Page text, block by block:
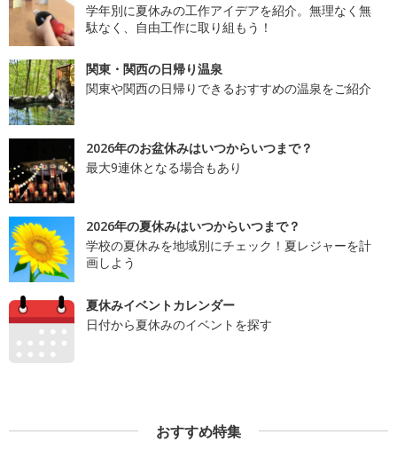
学年別に夏休みの工作アイデアを紹介。無理なく無
駄なく、自由工作に取り組もう！
関東・関西の日帰り温泉
関東や関西の日帰りできるおすすめの温泉をご紹介
2026年のお盆休みはいつからいつまで？
最大9連休となる場合もあり
2026年の夏休みはいつからいつまで？
学校の夏休みを地域別にチェック！夏レジャーを計
画しよう
夏休みイベントカレンダー
日付から夏休みのイベントを探す
おすすめ特集